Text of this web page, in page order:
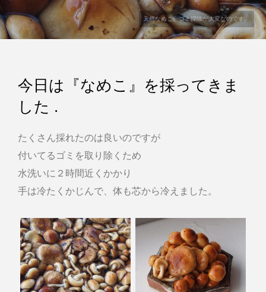
天然なめこ、ゴミ掃除が大変なのです。
今日は『なめこ』を採ってきま
した .
たくさん採れたのは良いのですが
付いてるゴミを取り除くため
水洗いに２時間近くかかり
手は冷たくかじんで、体も芯から冷えました。